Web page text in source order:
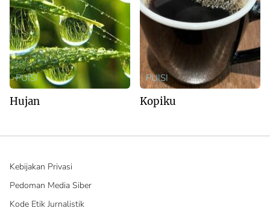
PUISI
Hujan
PUISI
Kopiku
Kebijakan Privasi
Pedoman Media Siber
Kode Etik Jurnalistik